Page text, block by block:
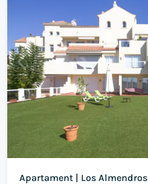
Apartament | Los Almendros